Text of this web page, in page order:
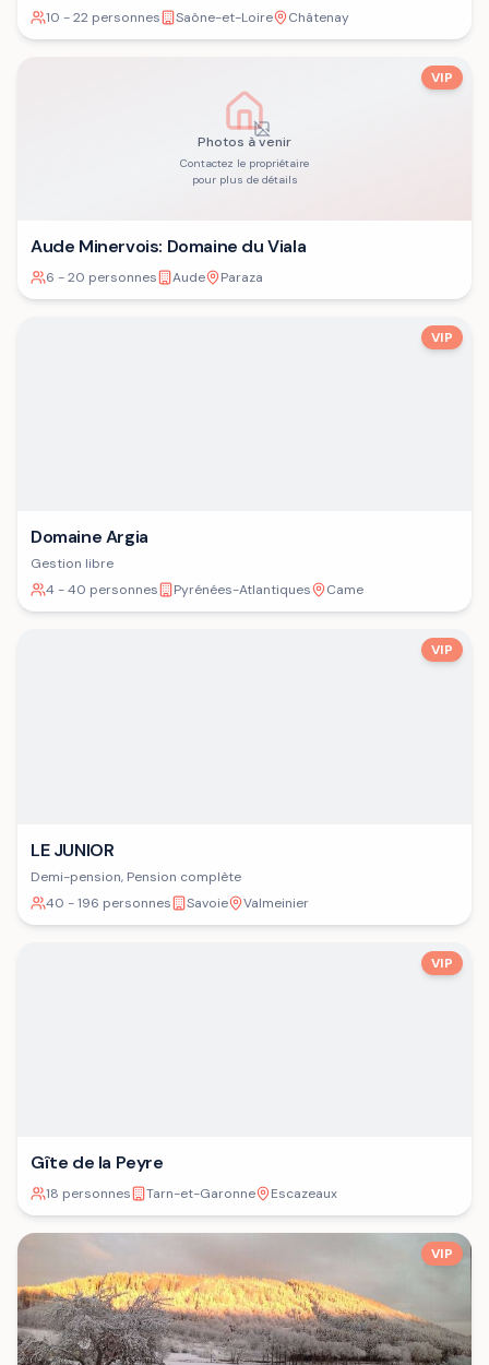
10 - 22 personnes
Saône-et-Loire Châtenay
Photos à venir
Contactez le propriétaire
pour plus de détails
VIP
Aude Minervois: Domaine du Viala
6 - 20 personnes Aude Paraza
VIP
Domaine Argia
Gestion libre
4 - 40 personnes
Pyrénées-Atlantiques Came
VIP
LE JUNIOR
Demi-pension, Pension complète
40 - 196 personnes
Savoie Valmeinier
VIP
Gîte de la Peyre
18 personnes Tarn-et-Garonne Escazeaux
VIP